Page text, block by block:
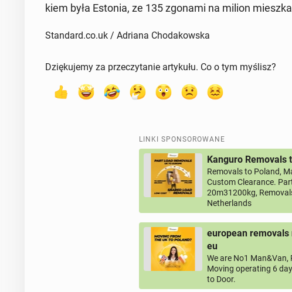
kiem była Estonia, ze 135 zgonami na milion
Standard.co.uk / Adriana Chodakowska
Dziękujemy za przeczytanie artykułu. Co o tym myślisz?
LINKI SPONSOROWANE
Kanguro Removals
Removals to Poland,
Custom Clearance.
20m31200kg,
Netherlands
european
eu
We are No1 Man&Van,
Moving operating 6
to Door.